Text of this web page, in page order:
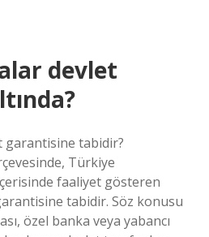
devlet
garantisine tabidir?
Türkiye
faaliyet gösteren
tabidir. Söz konusu
özel banka veya yabancı